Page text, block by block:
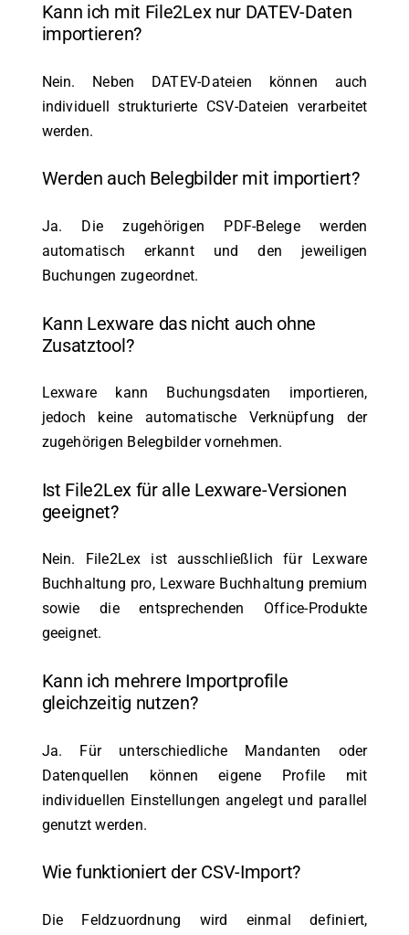
Kann ich mit File2Lex nur DATEV-Daten
importieren?
Nein. Neben DATEV-Dateien können auch
individuell strukturierte CSV-Dateien verarbeitet
werden.
Werden auch Belegbilder mit importiert?
Ja. Die zugehörigen PDF-Belege werden
automatisch erkannt und den jeweiligen
Buchungen zugeordnet.
Kann Lexware das nicht auch ohne
Zusatztool?
Lexware kann Buchungsdaten importieren,
jedoch keine automatische Verknüpfung der
zugehörigen Belegbilder vornehmen.
Ist File2Lex für alle Lexware-Versionen
geeignet?
Nein. File2Lex ist ausschließlich für Lexware
Buchhaltung pro, Lexware Buchhaltung premium
sowie die entsprechenden Office-Produkte
geeignet.
Kann ich mehrere Importprofile
gleichzeitig nutzen?
Ja. Für unterschiedliche Mandanten oder
Datenquellen können eigene Profile mit
individuellen Einstellungen angelegt und parallel
genutzt werden.
Wie funktioniert der CSV-Import?
Die Feldzuordnung wird einmal definiert,